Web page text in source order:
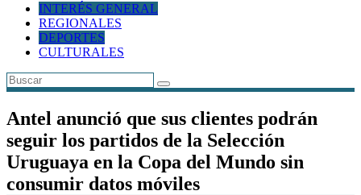
INTERÉS GENERAL
REGIONALES
DEPORTES
CULTURALES
Antel anunció que sus clientes podrán
seguir los partidos de la Selección
Uruguaya en la Copa del Mundo sin
consumir datos móviles